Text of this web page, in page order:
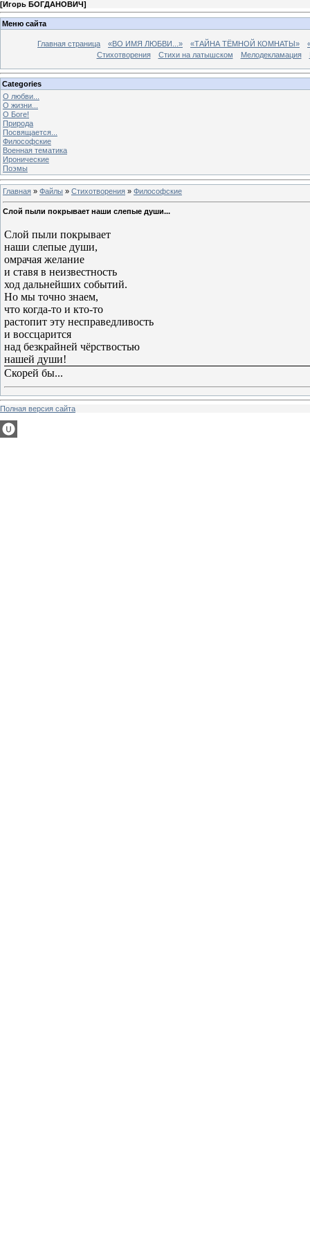
[Игорь БОГДАНОВИЧ]
Меню сайта
Главная страница «ВО ИМЯ ЛЮБВИ...» «ТАЙНА ТЁМНОЙ КОМНАТЫ»
Стихотворения
Стихи на латышском Мелодекламация
Categories
О любви...
О жизни...
О Боге!
Природа
Посвящается...
Философские
Военная тематика
Иронические
Поэмы
Главная » Файлы » Стихотворения » Философские
Слой пыли покрывает наши слепые души...
Слой пыли покрывает
наши слепые души,
омрачая желание
и ставя в неизвестность
ход дальнейших событий.
Но мы точно знаем,
что когда-то и кто-то
растопит эту несправедливость
и воссцарится
над безкрайней чёрствостью
нашей души!
Скорей бы...
Полная версия сайта